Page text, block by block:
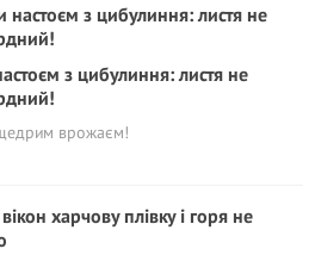
з цибулиння: листя не
врожаєм!